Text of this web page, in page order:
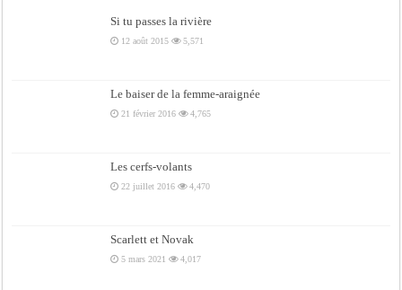
Si tu passes la rivière
12 août 2015 5,571
Le baiser de la femme-araignée
21 février 2016 4,765
Les cerfs-volants
22 juillet 2016 4,470
Scarlett et Novak
5 mars 2021 4,017